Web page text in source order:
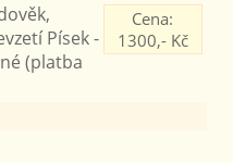
Cena:
1300,- Kč
Písek -
(platba